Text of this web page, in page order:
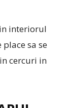
interiorul
sa se
cercuri in